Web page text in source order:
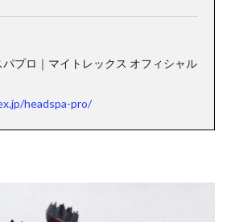
パプロ｜マイトレックス オフィシャル
headspa-pro/